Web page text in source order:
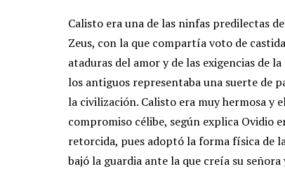
Calisto era una de las ninfas predilectas
Zeus, con la que compartía voto de
ataduras del amor y de las exigencias de
los antiguos representaba una suerte de
la civilización. Calisto era muy hermosa y
compromiso célibe, según explica Ovidio
retorcida, pues adoptó la forma física de
bajó la guardia ante la que creía su